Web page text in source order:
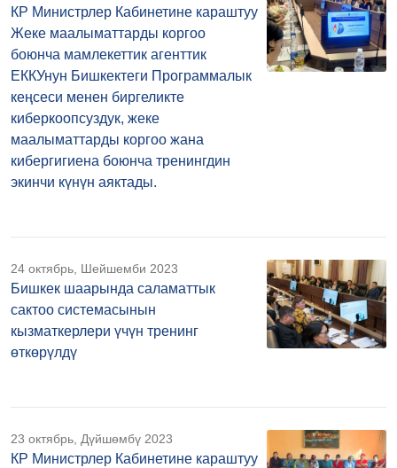
КР Министрлер Кабинетине караштуу
Жеке маалыматтарды коргоо
боюнча мамлекеттик агенттик
ЕККУнун Бишкектеги Программалык
кеңсеси менен биргеликте
киберкоопсуздук, жеке
маалыматтарды коргоо жана
кибергигиена боюнча тренингдин
экинчи күнүн аяктады.
24 октябрь, Шейшемби 2023
Бишкек шаарында саламаттык
сактоо системасынын
кызматкерлери үчүн тренинг
өткөрүлдү
23 октябрь, Дүйшөмбү 2023
КР Министрлер Кабинетине караштуу